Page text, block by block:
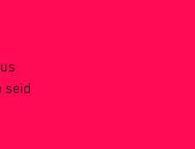
seid